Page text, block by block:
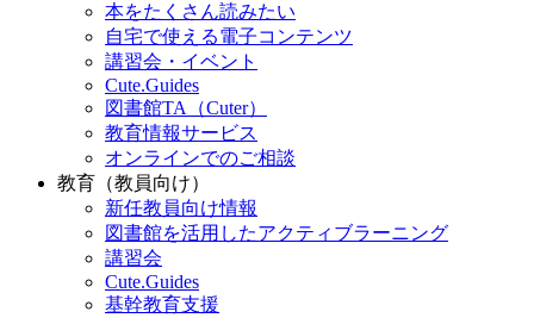
本をたくさん読みたい
自宅で使える電子コンテンツ
講習会・イベント
Cute.Guides
図書館TA（Cuter）
教育情報サービス
オンラインでのご相談
教育（教員向け）
新任教員向け情報
図書館を活用したアクティブラーニング
講習会
Cute.Guides
基幹教育支援